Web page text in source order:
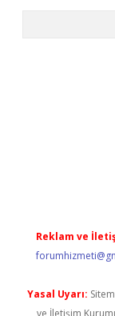
Reklam ve
Yasal Uyarı:
ve İletişim